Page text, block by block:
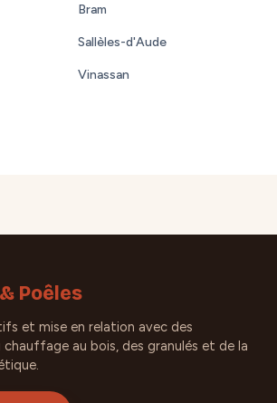
Bram
Sallèles-d'Aude
Vinassan
& Poêles
et mise en relation avec des
au bois, des granulés et de la